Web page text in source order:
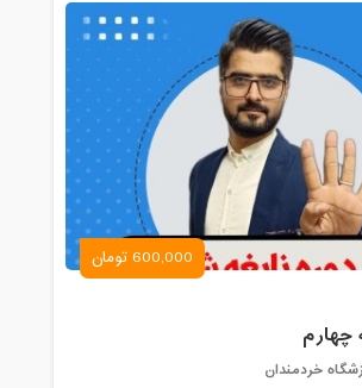
600,000 تومان
چهارم
خردمندان